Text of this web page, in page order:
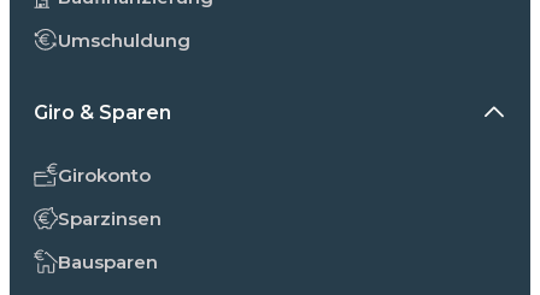
Umschuldung
Giro & Sparen
Girokonto
Sparzinsen
Bausparen